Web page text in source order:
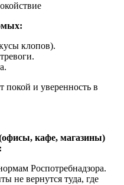
клопов).
покой и уверенность в
кафе, магазины)
Роспотребнадзора.
не вернутся туда, где